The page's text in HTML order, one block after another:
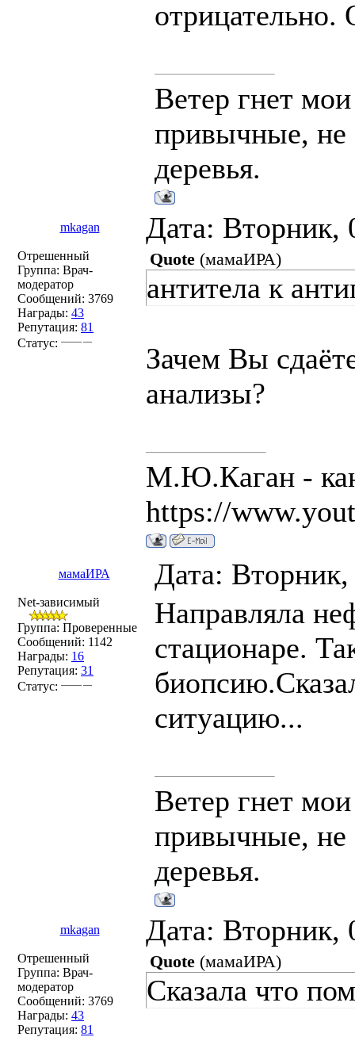
отрицательно.
Ветер гнет
привычные, не
деревья.
mkagan Дата: Вторник,
Отрешенный
Группа: Врач-
модератор
Сообщений: 3769
Награды: 43
Репутация: 81
Статус:
Quote (мамаИРА)
антитела к
Зачем Вы
анализы?
М.Ю.Каган -
https://
мамаИРА Дата:
Net-зависимый
Группа: Проверенные
Сообщений: 1142
Награды: 16
Репутация: 31
Статус:
Направляла
стационаре.
ситуацию...
Ветер гнет
привычные, не
деревья.
mkagan Дата: Вторник,
Отрешенный
Группа: Врач-
модератор
Сообщений: 3769
Награды: 43
Репутация: 81
Quote (мамаИРА)
Сказала что